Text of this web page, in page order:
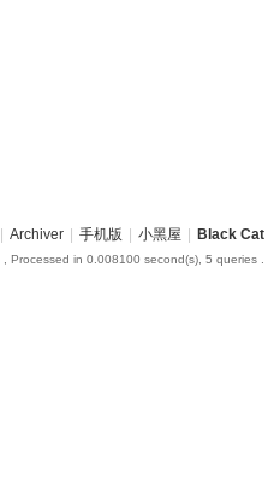
| Archiver | 手机版 | 小黑屋 | Black Cat
, Processed in 0.008100 second(s), 5 queries .